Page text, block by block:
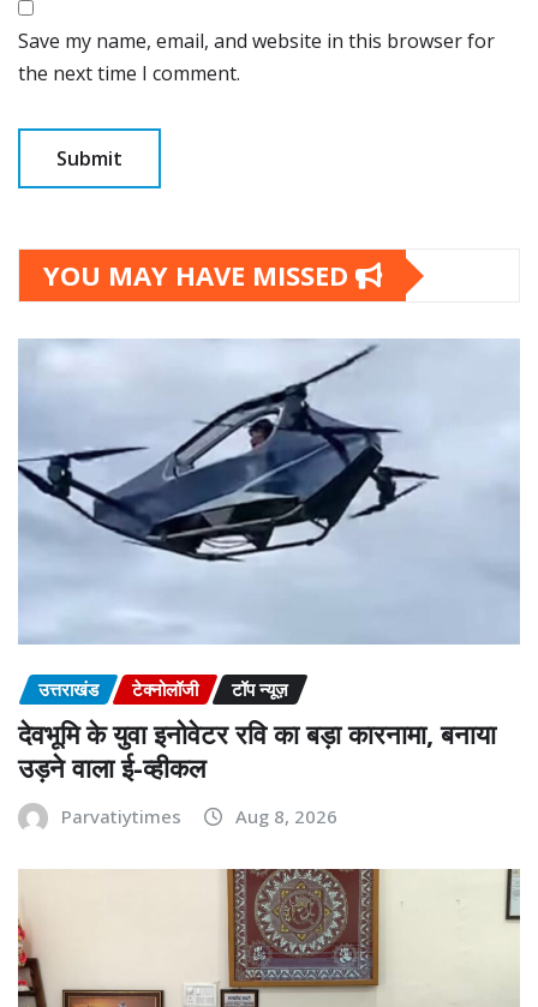
Save my name, email, and website in this browser for
the next time I comment.
YOU MAY HAVE MISSED
उत्तराखंड टेक्नोलॉजी टॉप न्यूज़
देवभूमि के युवा इनोवेटर रवि का बड़ा कारनामा, बनाया
उड़ने वाला ई-व्हीकल
Parvatiytimes Aug 8, 2026